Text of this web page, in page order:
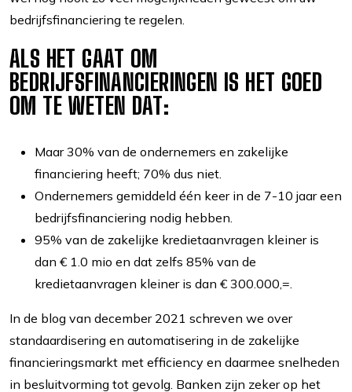
bedrijfsfinanciering te regelen.
ALS HET GAAT OM
BEDRIJFSFINANCIERINGEN IS HET GOED
OM TE WETEN DAT:
Maar 30% van de ondernemers en zakelijke
financiering heeft; 70% dus niet.
Ondernemers gemiddeld één keer in de 7-10 jaar een
bedrijfsfinanciering nodig hebben.
95% van de zakelijke kredietaanvragen kleiner is
dan € 1.0 mio en dat zelfs 85% van de
kredietaanvragen kleiner is dan € 300.000,=.
In de blog van december 2021 schreven we over
standaardisering en automatisering in de zakelijke
financieringsmarkt met efficiency en daarmee snelheden
in besluitvorming tot gevolg. Banken zijn zeker op het